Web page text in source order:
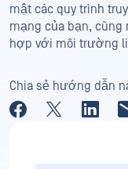
mật các quy trình
mạng của bạn, cũng
hợp với môi trường
Chia sẻ hướng dẫn